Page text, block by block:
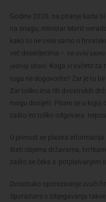
Godine 2020. na pitanje kada
na snagu, ministar Marić
kako to ne ovisi samo o
već desetljećima – ne ovisi
jednoj strani. Koga vi vučete za
toga ne dogovorite? Zar je to
Zar toliko ima tih dvostrukih
mogu donijeti. Pitam se u kojoj
zašto im toliko odgovara
U javnost se plasira
šteti objema državama,
zašto se čeka s potpisivanjem
Dvostruko oporezivanje zvuči
Sporazumi o izbjegavanju